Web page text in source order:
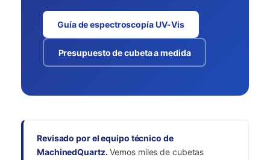
Guía de espectroscopía UV-Vis
Presupuesto de cubeta a medida
Revisado por el equipo técnico de
MachinedQuartz. Vemos miles de cubetas